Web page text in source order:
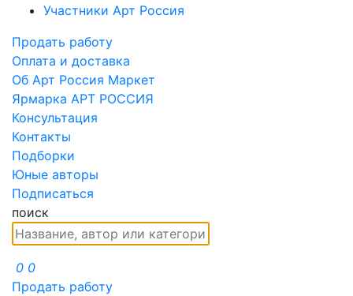
Участники Арт Россия
Продать работу
Оплата и доставка
Об Арт Россия Маркет
Ярмарка АРТ РОССИЯ
Консультация
Контакты
Подборки
Юные авторы
Подписаться
поиск
0 0
Продать работу